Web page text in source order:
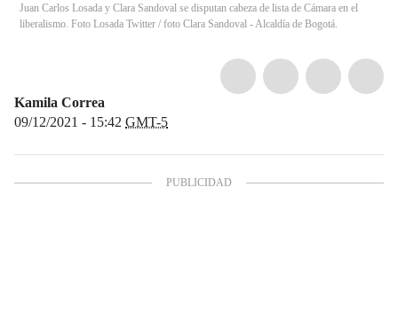
Juan Carlos Losada y Clara Sandoval se disputan cabeza de lista de Cámara en el
liberalismo. Foto Losada Twitter / foto Clara Sandoval - Alcaldía de Bogotá.
Kamila Correa
09/12/2021 - 15:42 GMT-5